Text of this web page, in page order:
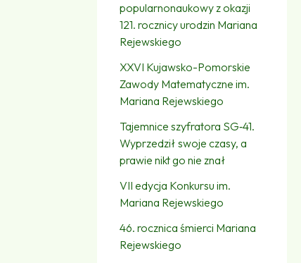
popularnonaukowy z okazji
121. rocznicy urodzin Mariana
Rejewskiego
XXVI Kujawsko-Pomorskie
Zawody Matematyczne im.
Mariana Rejewskiego
Tajemnice szyfratora SG‑41.
Wyprzedził swoje czasy, a
prawie nikt go nie znał
VII edycja Konkursu im.
Mariana Rejewskiego
46. rocznica śmierci Mariana
Rejewskiego